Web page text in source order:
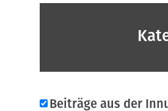
Beiträge aus der